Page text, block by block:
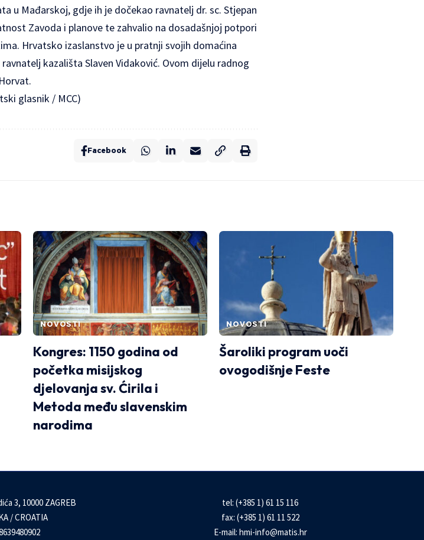
u Mađarskoj, gdje ih je dočekao ravnatelj dr. sc. Stjepan
Zavoda i planove te zahvalio na dosadašnjoj potpori
Hrvatsko izaslanstvo je u pratnji svojih domaćina
kazališta Slaven Vidaković. Ovom dijelu radnog
glasnik / MCC)
Facebook
NOVOSTI
Kongres: 1150 godina od
početka misijskog
djelovanja sv. Ćirila i
Metoda među slavenskim
narodima
NOVOSTI
Šaroliki program uoči
ovogodišnje Feste
3, 10000 ZAGREB
/ CROATIA
tel: (+385 1) 61 15 116
fax: (+385 1) 61 11 522
E-mail: hmi-info@matis.hr